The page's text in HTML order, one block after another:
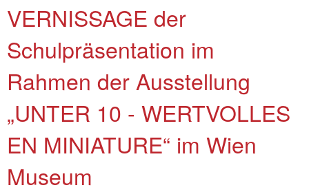
VERNISSAGE der
Schulpräsentation im
Rahmen der Ausstellung
„UNTER 10 - WERTVOLLES
EN MINIATURE“ im Wien
Museum